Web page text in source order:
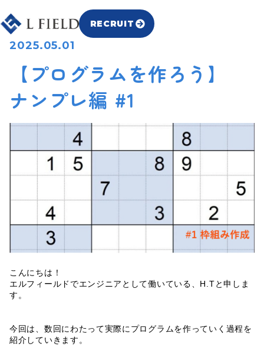
RECRUIT
2025.05.01
【プログラムを作ろう】
ナンプレ編 #1
こんにちは！
エルフィールドでエンジニアとして働いている、H.Tと申しま
す。
今回は、数回にわたって実際にプログラムを作っていく過程を
紹介していきます。